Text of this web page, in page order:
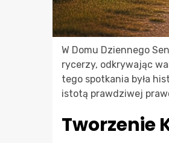
W Domu Dziennego
rycerzy, odkrywając
tego spotkania była
istotą prawdziwej
Tworzenie